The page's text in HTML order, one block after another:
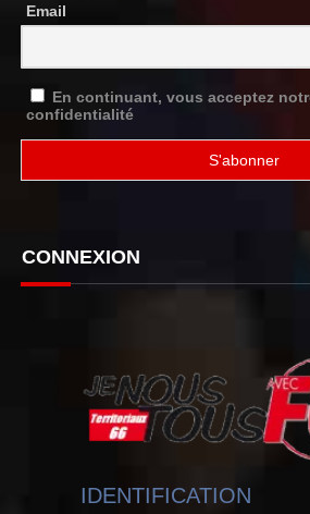
Email
En continuant, vous acceptez
confidentialité
CONNEXION
IDENTIFICATION